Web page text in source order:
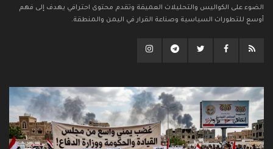
الضوء على الكواليس والتحليلات العميقة وتقدم محتوى احترافي يهدف إلى فهم
أوسع للتطورات السياسية وصناعة القرار في اليمن والمنطقة.